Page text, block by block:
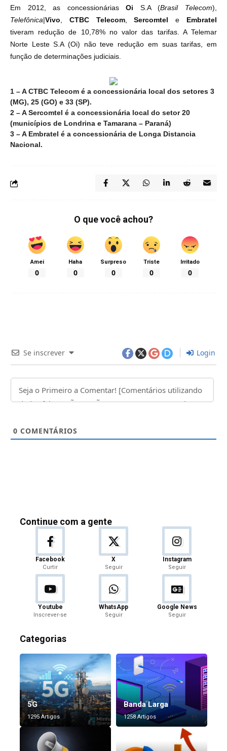
Em 2012, as concessionáriasOi S.A (Brasil Telecom),
Telefônica|Vivo CTBC Telecom,Sercomtel e Embratel
tiveram redução de 10,78% no valor das tarifas. A Telemar
Norte Leste S.A (Oi) não teve redução em suas tarifas, em
função de determinações judiciais.
1 – A CTBC Telecom é a concessionária local dos setores 3
(MG), 25 (GO) e 33 (SP).
2 – A Sercomtel é a concessionária local do setor 20
(municípios de Londrina e Tamarana – Paraná)
3 – A Embratel é a concessionária de Longa Distancia
Nacional.
O que você achou?
Amei
0
Haha
0
Surpreso
0
Triste
0
Irritado
0
Se inscrever Login
0 COMENTÁRIOS
Continue com a gente
Facebook
Curtir
X
Seguir
Instagram
Seguir
Youtube
Inscrever-se
WhatsApp
Seguir
Google News
Seguir
Categorias
5G
1295 Artigos
Banda Larga
1258 Artigos